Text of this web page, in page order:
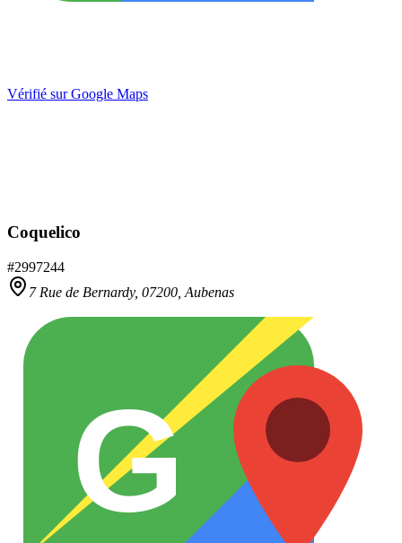
Vérifié sur Google Maps
Coquelico
#2997244
7 Rue de Bernardy, 07200 Aubenas
G